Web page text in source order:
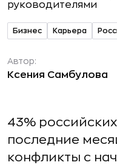
Бизнес Карьера
Автор:
Ксения Самбулова
43%
последние
конфликты с